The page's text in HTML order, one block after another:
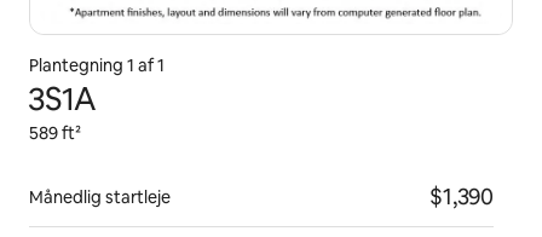
Plantegning 1 af 1
3S1A
589 ft²
Månedlig startleje $1,390